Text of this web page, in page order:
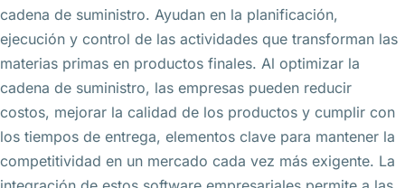
cadena de suministro. Ayudan en la planificación,
ejecución y control de las actividades que transforman las
materias primas en productos finales. Al optimizar la
cadena de suministro, las empresas pueden reducir
costos, mejorar la calidad de los productos y cumplir con
los tiempos de entrega, elementos clave para mantener la
competitividad en un mercado cada vez más exigente. La